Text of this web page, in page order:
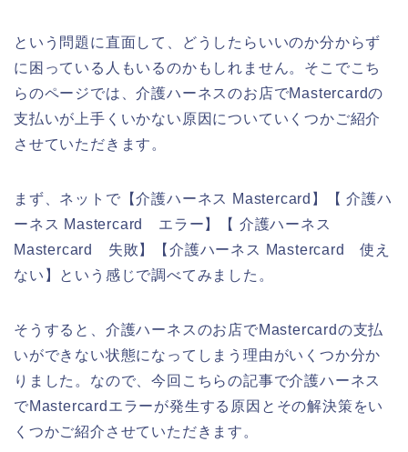
という問題に直面して、どうしたらいいのか分からず
に困っている人もいるのかもしれません。そこでこち
らのページでは、介護ハーネスのお店でMastercardの
支払いが上手くいかない原因についていくつかご紹介
させていただきます。
まず、ネットで【介護ハーネス Mastercard】【 介護ハ
ーネス Mastercard エラー】【 介護ハーネス
Mastercard 失敗】【介護ハーネス Mastercard 使え
ない】という感じで調べてみました。
そうすると、介護ハーネスのお店でMastercardの支払
いができない状態になってしまう理由がいくつか分か
りました。なので、今回こちらの記事で介護ハーネス
でMastercardエラーが発生する原因とその解決策をい
くつかご紹介させていただきます。